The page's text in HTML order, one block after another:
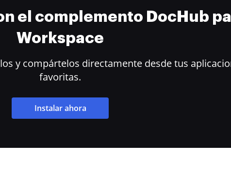
el complemento DocHub
Workspace
y compártelos directamente desde tus
favoritas.
Instalar ahora